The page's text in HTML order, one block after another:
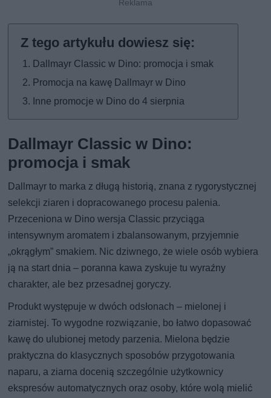
Dallmayr Classic w Dino: promocja i smak
Promocja na kawę Dallmayr w Dino
Inne promocje w Dino do 4 sierpnia
Dallmayr Classic w Dino:
promocja i smak
Dallmayr to marka z długą historią, znana z rygorystycznej
selekcji ziaren i dopracowanego procesu palenia.
Przeceniona w Dino wersja Classic przyciąga
intensywnym aromatem i zbalansowanym, przyjemnie
„okrągłym” smakiem. Nic dziwnego, że wiele osób wybiera
ją na start dnia – poranna kawa zyskuje tu wyraźny
charakter, ale bez przesadnej goryczy.
Produkt występuje w dwóch odsłonach – mielonej i
ziarnistej. To wygodne rozwiązanie, bo łatwo dopasować
kawę do ulubionej metody parzenia. Mielona będzie
praktyczna do klasycznych sposobów przygotowania
naparu, a ziarna docenią szczególnie użytkownicy
ekspresów automatycznych oraz osoby, które wolą mielić